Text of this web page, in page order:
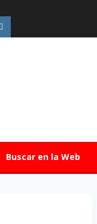
Buscar en la Web